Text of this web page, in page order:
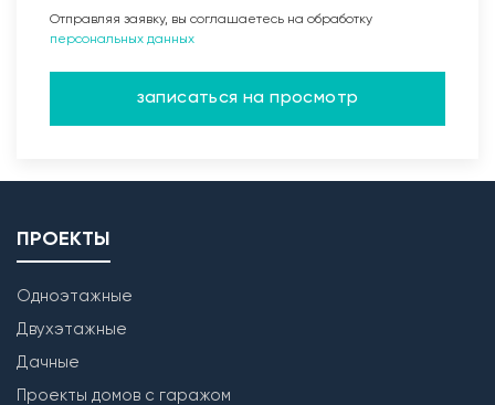
Отправляя заявку, вы соглашаетесь на обработку
персональных данных
записаться на просмотр
ПРОЕКТЫ
Одноэтажные
Двухэтажные
Дачные
Проекты домов с гаражом